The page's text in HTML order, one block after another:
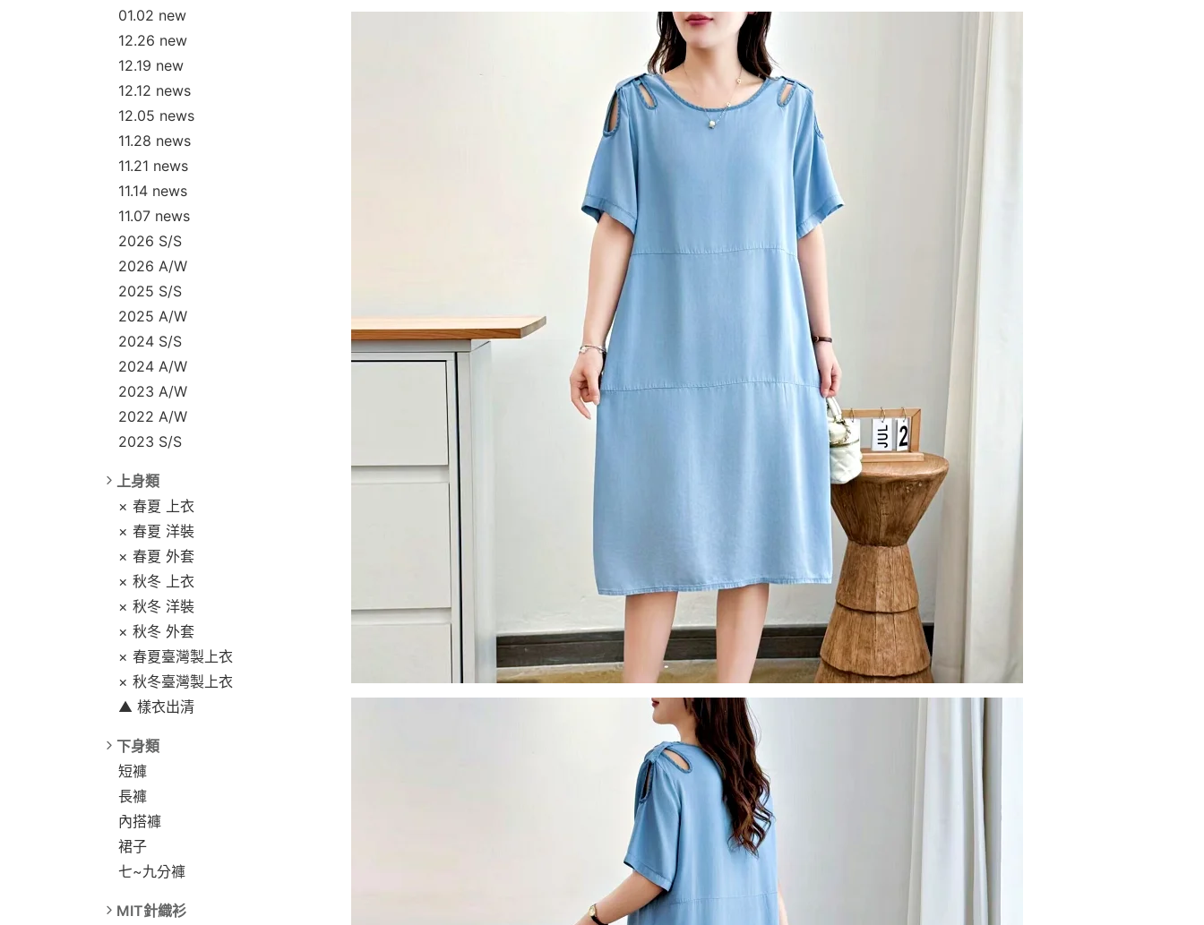
01.02 new
12.26 new
12.19 new
12.12 news
12.05 news
11.28 news
11.21 news
11.14 news
11.07 news
2026 S/S
2026 A/W
2025 S/S
2025 A/W
2024 S/S
2024 A/W
2023 A/W
2022 A/W
2023 S/S
上身類
× 春夏 上衣
× 春夏 洋裝
× 春夏 外套
× 秋冬 上衣
× 秋冬 洋裝
× 秋冬 外套
× 春夏臺灣製上衣
× 秋冬臺灣製上衣
▲ 樣衣出清
下身類
短褲
長褲
內搭褲
裙子
七~九分褲
MIT針織衫